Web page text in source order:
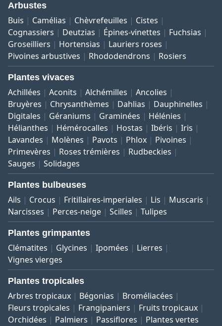
Arbustes
Buis Camélias Chèvrefeuilles
Cistes
Cognassiers
Deutzias Épines-vinettes
Fuchsias
Groseilliers
Hortensias
Lauriers roses
Pivoines arbustives
Rhododendrons Rosiers
Plantes vivaces
Achillées Aconits Alchémilles
Ancolies
Bruyères
Chrysanthèmes Dahlias
Dauphinelles
Digitales
Géraniums Graminées
Hélénies
Hélianthes
Hémérocalles Hostas Ibéris
Iris
Lavandes
Molènes Pavots Phlox
Pivoines
Primevères
Roses trémières
Rudbeckies
Sauges
Solidages
Plantes bulbeuses
Ails Crocus Fritillaires-imperiales Lis
Muscaris
Narcisses
Perces-neige Scilles Tulipes
Plantes grimpantes
Clématites Glycines Ipomées
Lierres
Vignes vierges
Plantes tropicales
Arbres tropicaux Bégonias
Broméliacées
Fleurs tropicales
Frangipaniers
Fruits tropicaux
Orchidées
Palmiers Passiflores Plantes vertes